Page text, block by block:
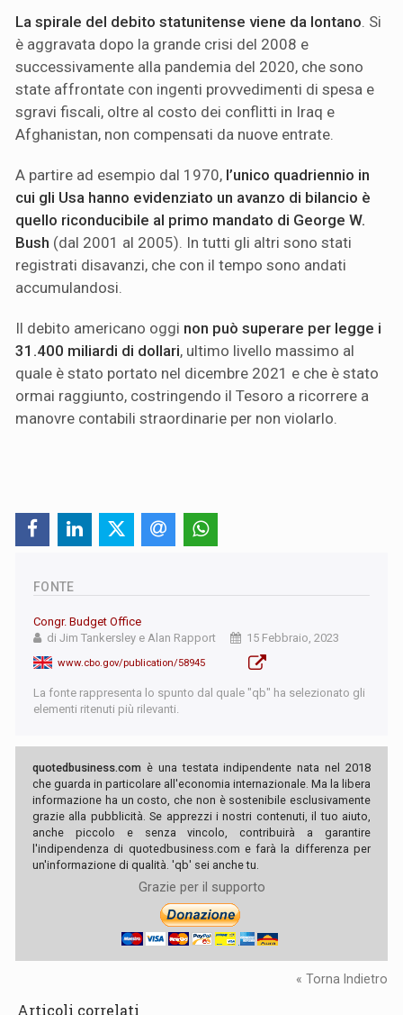
La spirale del debito statunitense viene da lontano . Si
è aggravata dopo la grande crisi del 2008 e
successivamente alla pandemia del 2020, che sono
state affrontate con ingenti provvedimenti di spesa e
sgravi fiscali, oltre al costo dei conflitti in Iraq e
Afghanistan, non compensati da nuove entrate.
A partire ad esempio dal 1970, l’unico quadriennio in
cui gli Usa hanno evidenziato un avanzo di bilancio è
quello riconducibile al primo mandato di George W.
Bush (dal 2001 al 2005). In tutti gli altri sono stati
registrati disavanzi, che con il tempo sono andati
accumulandosi.
Il debito americano oggi non può superare per legge i
31.400 miliardi di dollari, ultimo livello massimo al
quale è stato portato nel dicembre 2021 e che è stato
ormai raggiunto, costringendo il Tesoro a ricorrere a
manovre contabili straordinarie per non violarlo.
FONTE
Congr. Budget Office
di Jim Tankersley e Alan Rapport
15 Febbraio, 2023
www.cbo.gov/publication/58945
La fonte rappresenta lo spunto dal quale "qb" ha selezionato gli
elementi ritenuti più rilevanti.
quotedbusiness.com è una testata indipendente nata nel 2018
che guarda in particolare all'economia internazionale. Ma la libera
informazione ha un costo, che non è sostenibile esclusivamente
grazie alla pubblicità. Se apprezzi i nostri contenuti, il tuo aiuto,
anche piccolo e senza vincolo, contribuirà a garantire
l'indipendenza di quotedbusiness.com e farà la differenza per
un'informazione di qualità. 'qb' sei anche tu.
Grazie per il supporto
« Torna Indietro
Articoli correlati